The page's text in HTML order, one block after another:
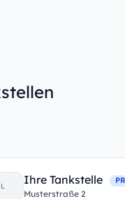
Ihre Tankstelle
Musterstraße 2